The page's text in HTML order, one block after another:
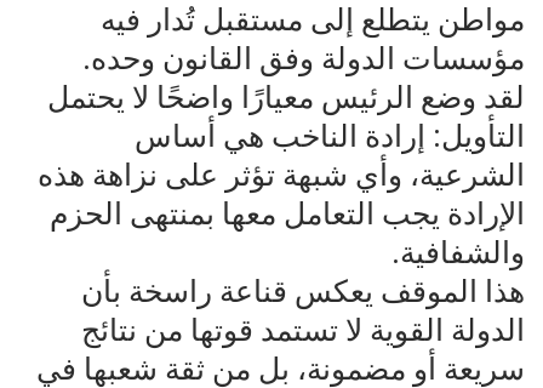
مواطن يتطلع إلى مستقبل تُدار فيه
مؤسسات الدولة وفق القانون وحده.
لقد وضع الرئيس معيارًا واضحًا لا يحتمل
التأويل: إرادة الناخب هي أساس
الشرعية، وأي شبهة تؤثر على نزاهة هذه
الإرادة يجب التعامل معها بمنتهى الحزم
والشفافية.
هذا الموقف يعكس قناعة راسخة بأن
الدولة القوية لا تستمد قوتها من نتائج
سريعة أو مضمونة، بل من ثقة شعبها في